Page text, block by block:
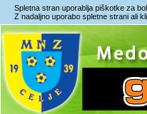
Spletna stran uporablja piškotke za
Z nadaljno uporabo spletne strani ali